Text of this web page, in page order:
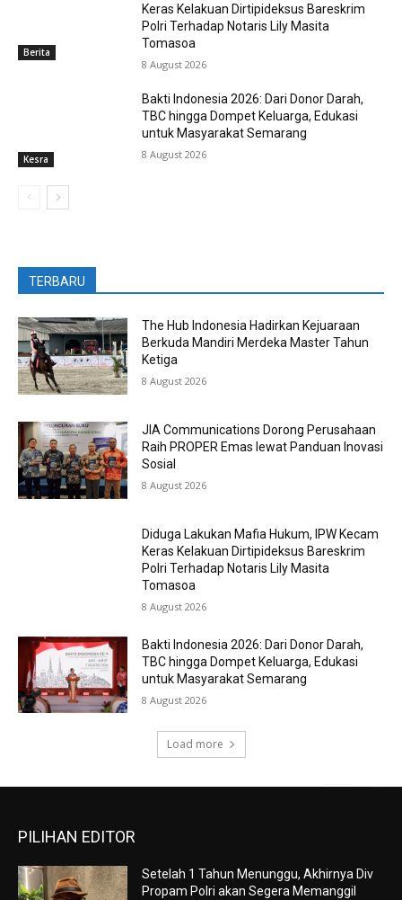
Berita
Keras Kelakuan Dirtipideksus Bareskrim
Polri Terhadap Notaris Lily Masita
Tomasoa
8 August 2026
Kesra
Bakti Indonesia 2026: Dari Donor Darah,
TBC hingga Dompet Keluarga, Edukasi
untuk Masyarakat Semarang
8 August 2026
TERBARU
The Hub Indonesia Hadirkan Kejuaraan
Berkuda Mandiri Merdeka Master Tahun
Ketiga
8 August 2026
JIA Communications Dorong Perusahaan
Raih PROPER Emas lewat Panduan Inovasi
Sosial
8 August 2026
Diduga Lakukan Mafia Hukum, IPW Kecam
Keras Kelakuan Dirtipideksus Bareskrim
Polri Terhadap Notaris Lily Masita
Tomasoa
8 August 2026
Bakti Indonesia 2026: Dari Donor Darah,
TBC hingga Dompet Keluarga, Edukasi
untuk Masyarakat Semarang
8 August 2026
Load more
PILIHAN EDITOR
Setelah 1 Tahun Menunggu, Akhirnya Div
Propam Polri akan Segera Memanggil